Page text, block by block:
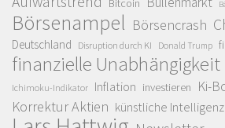
Bitcoin
Börsenampel Börsencrash
Deutschland Disruption durch KI Donald Trump
finanzielle Unabhängigkeit
Ichimoku-Indikator Inflation investieren Ki-
Korrektur Aktien künstliche Intelligenz